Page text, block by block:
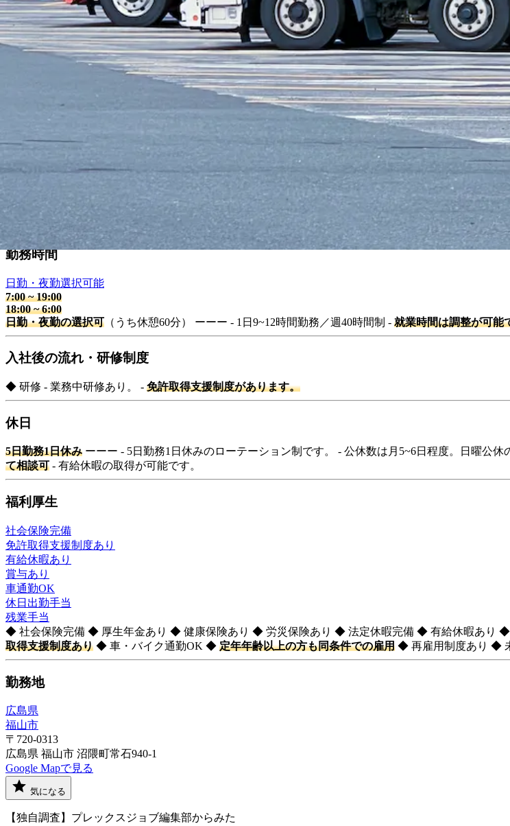
バス
普通二種免許
ハイヤー
タクシー
【どんなお仕事？】タクシーに乗務し、お客様の送迎をお任せします！ 1車1人制を導入しています！
ー4両 / ハイヤー3両 / 貸切バス小型2台・中型1台 - ドライブレコーダー・防犯カメラ搭載 ◆ 詳細 - 本
くことが可能です！ - テレビ各局からの依頼の仕事もあります。 - 女性ドライバーも活躍中！
未経験者歓迎
シニア歓迎
女性・男性歓迎
◆ 免許 - 取得から3年以上経過している普通自動車免許 - AT限定可能 ◆ 経験不問 - 未経験の方も歓迎
勤務時間
日勤・夜勤選択可能
7:00~19:00
18:00~6:00
日勤・夜勤の選択可 （うち休憩60分） ーーー - 1日9~12時間勤務／週40時間制 - 就業時間は調整が可能
入社後の流れ・研修制度
◆ 研修 - 業務中研修あり。 - 免許取得支援制度があります。
休日
5日勤務1日休み ーーー - 5日勤務1日休みのローテーション制です。 - 公休数は月5~6日程度。日曜公
て相談可 - 有給休暇の取得が可能です。
福利厚生
社会保険完備
免許取得支援制度あり
有給休暇あり
賞与あり
車通勤OK
休日出勤手当
残業手当
◆ 社会保険完備 ◆ 厚生年金あり ◆ 健康保険あり ◆ 労災保険あり ◆ 法定休暇完備 ◆ 有給休暇あり ◆
取得支援制度あり ◆ 車・バイク通勤OK ◆ 定年年齢以上の方も同条件での雇用 ◆ 再雇用制度あり ◆
勤務地
広島県
福山市
〒720-0313
広島県 福山市 沼隈町常石940-1
Google Mapで見る
気になる
【独自調査】プレックスジョブ編集部からみた